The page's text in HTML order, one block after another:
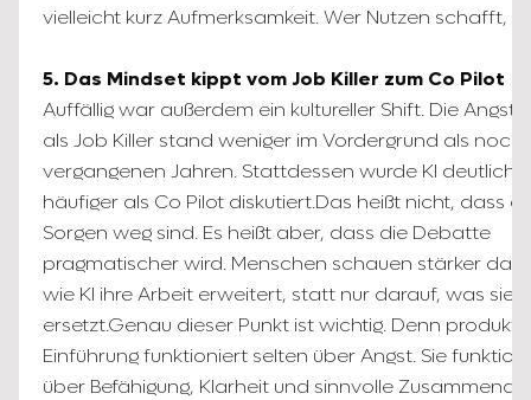
vielleicht kurz Aufmerksamkeit. Wer Nutzen schafft,
5. Das Mindset kippt vom Job Killer zum Co Pilot
Auffällig war außerdem ein kultureller Shift. Die Angst
als Job Killer stand weniger im Vordergrund als noch
vergangenen Jahren. Stattdessen wurde KI deutlich
häufiger als Co Pilot diskutiert.Das heißt nicht, dass
Sorgen weg sind. Es heißt aber, dass die Debatte
pragmatischer wird. Menschen schauen stärker
wie KI ihre Arbeit erweitert, statt nur darauf, was sie
ersetzt.Genau dieser Punkt ist wichtig. Denn
Einführung funktioniert selten über Angst. Sie
über Befähigung, Klarheit und sinnvolle